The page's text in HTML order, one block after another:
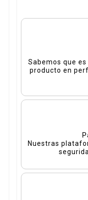
Sabemos que
producto en
Nuestras